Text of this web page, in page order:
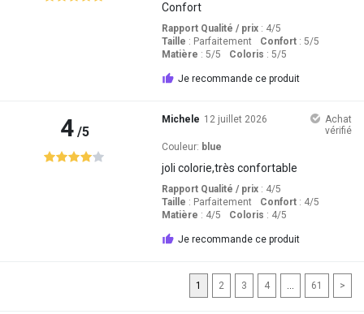
Confort
Rapport Qualité / prix: 4/5
Taille : Parfaitement Confort: 5/5
Matière : 5/5 Coloris : 5/5
Je recommande ce produit
4/5
Michele 12 juillet 2026
Achat
vérifié
Couleur: blue
joli colorie,très confortable
Rapport Qualité / prix: 4/5
Taille : Parfaitement Confort: 4/5
Matière : 4/5 Coloris : 4/5
Je recommande ce produit
1 2 3 4 ... 61 >